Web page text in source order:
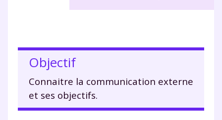
Objectif
Connaitre la communication externe
et ses objectifs.